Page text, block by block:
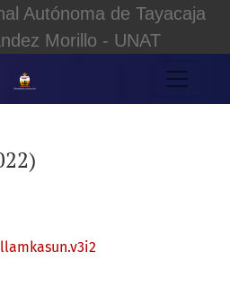
Autónoma de Tayacaja
Morillo - UNAT